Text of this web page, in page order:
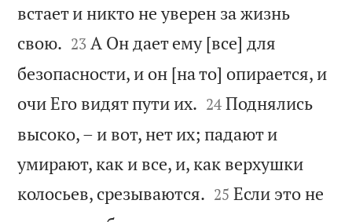
встает и никто не уверен за жизнь
свою. 

23 А Он дает ему [все] для
безопасности, и он [на то] опирается, и
очи Его видят пути их. 

24 Поднялись
высоко, – и вот, нет их; падают и
умирают, как и все, и, как верхушки
колосьев, срезываются. 

25 Если это не